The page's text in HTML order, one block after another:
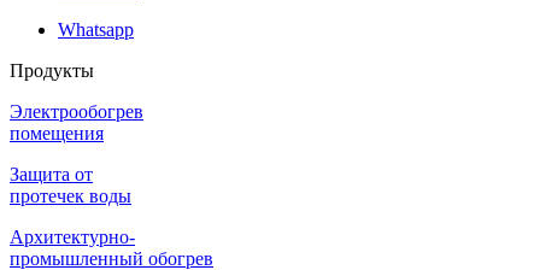
Whatsapp
Продукты
Электрообогрев
помещения
Защита от
протечек воды
Архитектурно-
промышленный обогрев